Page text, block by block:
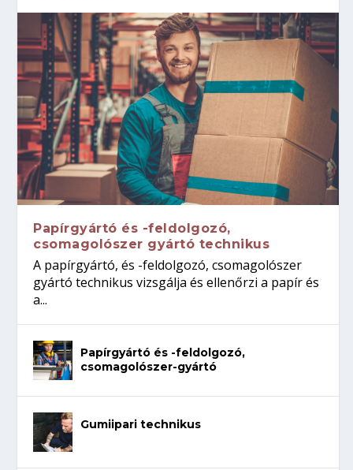
Papírgyártó és -feldolgozó,
csomagolószer gyártó technikus
A papírgyártó, és -feldolgozó, csomagolószer
gyártó technikus vizsgálja és ellenőrzi a papír és
a...
Papírgyártó és -feldolgozó,
csomagolószer-gyártó
Gumiipari technikus